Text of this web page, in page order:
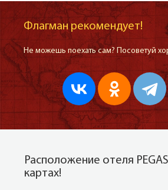
Флагман рекомендует!
Не можешь поехать сам? Посоветуй
Расположение отеля
картах!